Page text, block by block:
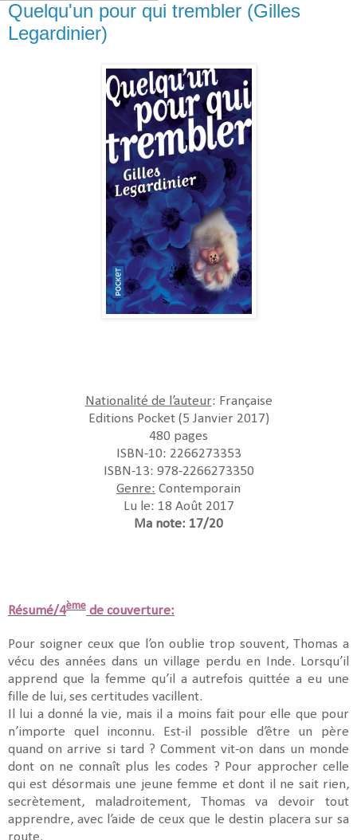
Quelqu'un pour qui trembler (Gilles
Legardinier)
Nationalité de l’auteur: Française
Editions Pocket (5 Janvier 2017)
480 pages
ISBN-10: 2266273353
ISBN-13: 978-2266273350
Genre: Contemporain
Lu le: 18 Août 2017
Ma note: 17/20
Résumé/4ème de couverture:
Pour soigner ceux que l’on oublie trop souvent, Thomas a
vécu des années dans un village perdu en Inde. Lorsqu’il
apprend que la femme qu’il a autrefois quittée a eu une
fille de lui, ses certitudes vacillent.
Il lui a donné la vie, mais il a moins fait pour elle que pour
n’importe quel inconnu. Est-il possible d’être un père
quand on arrive si tard ? Comment vit-on dans un monde
dont on ne connaît plus les codes ? Pour approcher celle
qui est désormais une jeune femme et dont il ne sait rien,
secrètement, maladroitement, Thomas va devoir tout
apprendre, avec l’aide de ceux que le destin placera sur sa